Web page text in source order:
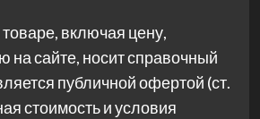
включая цену,
на сайте, носит справочный
публичной офертой (ст.
стоимость и условия